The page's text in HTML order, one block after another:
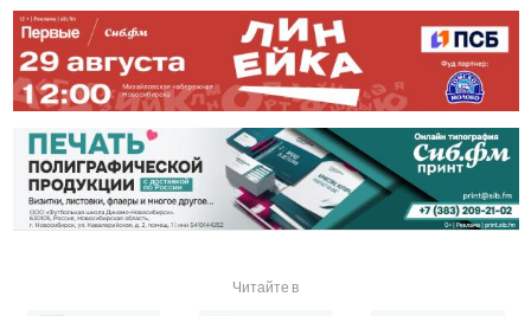
Читайте в